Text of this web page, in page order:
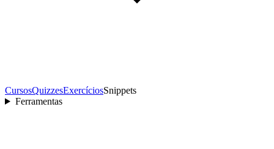
CursosQuizzesExercíciosSnippets
Ferramentas